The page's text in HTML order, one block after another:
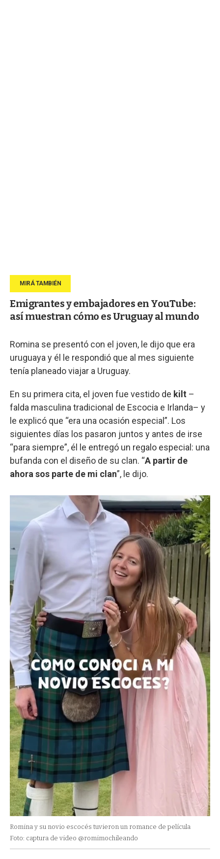
Emigrantes y embajadores en YouTube:
así muestran cómo es Uruguay al mundo
Romina se presentó con el joven, le dijo que era
uruguaya y él le respondió que al mes siguiente
tenía planeado viajar a Uruguay.
En su primera cita, el joven fue vestido de kilt –
falda masculina tradicional de Escocia e Irlanda– y
le explicó que “era una ocasión especial”. Los
siguientes días los pasaron juntos y antes de irse
“para siempre”, él le entregó un regalo especial: una
bufanda con el diseño de su clan. “A partir de
ahora sos parte de mi clan”, le dijo.
Romina y su novio escocés tuvieron un romance de película
Foto: captura de video @romimochileando